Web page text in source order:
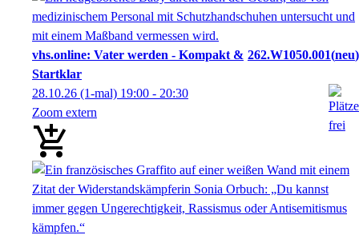
vhs.online: Vater werden - Kompakt &
Startklar
262.W1050.001 neu
28.10.26 (1-mal) 19:00 - 20:30
Zoom extern